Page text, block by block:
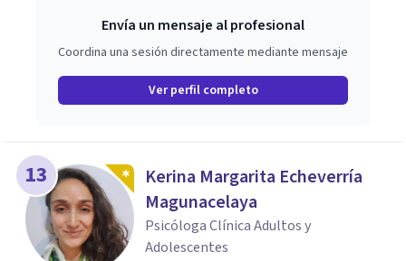
Envía un mensaje al profesional
Coordina una sesión directamente mediante mensaje
Ver perfil completo
13
Kerina Margarita Echeverría
Magunacelaya
Psicóloga Clínica Adultos y
Adolescentes